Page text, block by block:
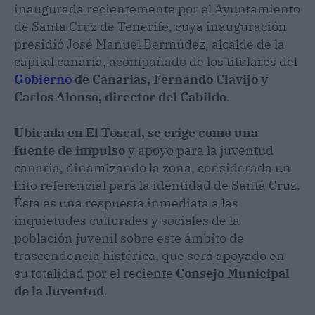
inaugurada recientemente por el Ayuntamiento
de Santa Cruz de Tenerife, cuya inauguración
presidió José Manuel Bermúdez, alcalde de la
capital canaria, acompañado de los titulares del
Gobierno de Canarias, Fernando Clavijo y
Carlos Alonso, director del Cabildo.
Ubicada en El Toscal, se erige como una
fuente de impulsoy apoyo para la juventud
canaria, dinamizando la zona, considerada un
hito referencial para la identidad de Santa Cruz.
Ésta es una respuesta inmediata a las
inquietudes culturales y sociales de la
población juvenil sobre este ámbito de
trascendencia histórica, que será apoyado en
su totalidad por el reciente Consejo Municipal
de la Juventud.